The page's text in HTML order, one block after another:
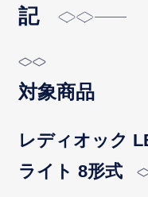
記
対象商品
レディオック
ライト 8形式